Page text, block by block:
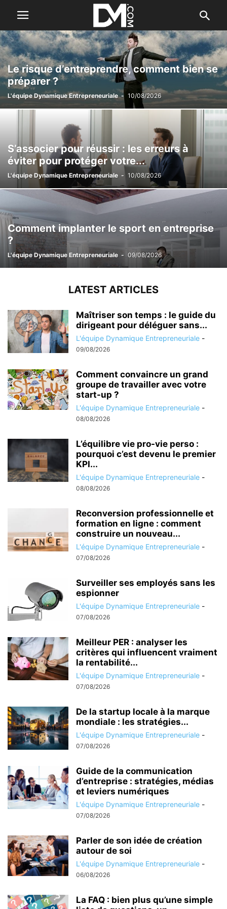
Le risque d’entreprendre, comment bien se
préparer ?
L'équipe Dynamique Entrepreneuriale - 10/08/2026
S’associer pour réussir : les erreurs à
éviter pour protéger votre...
L'équipe Dynamique Entrepreneuriale - 10/08/2026
Comment implanter le sport en entreprise
?
L'équipe Dynamique Entrepreneuriale - 09/08/2026
LATEST ARTICLES
Maîtriser son temps : le guide du
dirigeant pour déléguer sans...
L'équipe Dynamique Entrepreneuriale -
09/08/2026
Comment convaincre un grand
groupe de travailler avec votre
start-up ?
L'équipe Dynamique Entrepreneuriale -
08/08/2026
L’équilibre vie pro-vie perso :
pourquoi c’est devenu le premier
KPI...
L'équipe Dynamique Entrepreneuriale -
08/08/2026
Reconversion professionnelle et
formation en ligne : comment
construire un nouveau...
L'équipe Dynamique Entrepreneuriale -
07/08/2026
Surveiller ses employés sans les
espionner
L'équipe Dynamique Entrepreneuriale -
07/08/2026
Meilleur PER : analyser les
critères qui influencent vraiment
la rentabilité...
L'équipe Dynamique Entrepreneuriale -
07/08/2026
De la startup locale à la marque
mondiale : les stratégies...
L'équipe Dynamique Entrepreneuriale -
07/08/2026
Guide de la communication
d’entreprise : stratégies, médias
et leviers numériques
L'équipe Dynamique Entrepreneuriale -
07/08/2026
Parler de son idée de création
autour de soi
L'équipe Dynamique Entrepreneuriale -
06/08/2026
La FAQ : bien plus qu’une simple